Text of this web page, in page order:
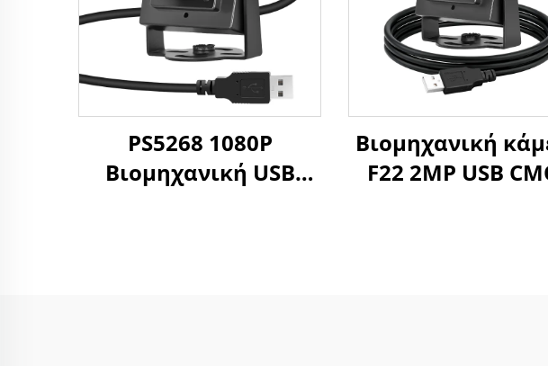
PS5268 1080P
Βιομηχανική USB
Βιομηχανική
F22 2MP USB